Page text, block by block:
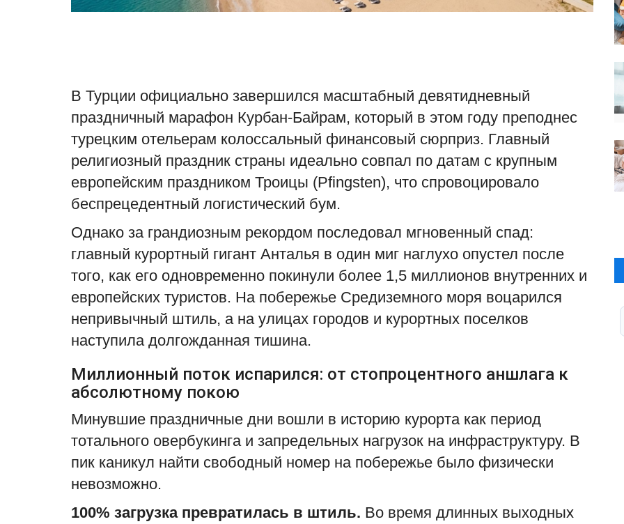
В Турции официально завершился масштабный девятидневный
праздничный марафон Курбан-Байрам, который в этом году преподнес
турецким отельерам колоссальный финансовый сюрприз. Главный
религиозный праздник страны идеально совпал по датам с крупным
европейским праздником Троицы (Pfingsten), что спровоцировало
беспрецедентный логистический бум.
Однако за грандиозным рекордом последовал мгновенный спад:
главный курортный гигант Анталья в один миг наглухо опустел после
того, как его одновременно покинули более 1,5 миллионов внутренних и
европейских туристов. На побережье Средиземного моря воцарился
непривычный штиль, а на улицах городов и курортных поселков
наступила долгожданная тишина.
Миллионный поток испарился: от стопроцентного аншлага к
абсолютному покою
Минувшие праздничные дни вошли в историю курорта как период
тотального овербукинга и запредельных нагрузок на инфраструктуру. В
пик каникул найти свободный номер на побережье было физически
невозможно.
100% загрузка превратилась в штиль. Во время длинных выходных